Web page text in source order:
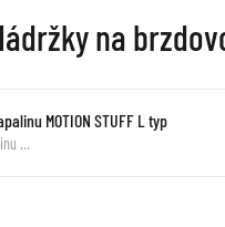
na
MOTION STUFF L typ
…